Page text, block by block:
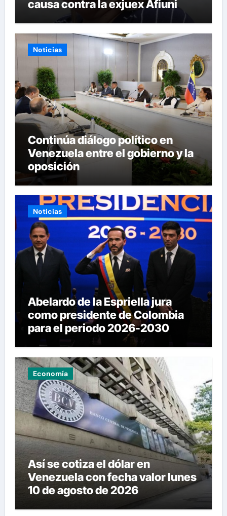
causa contra la exjuex Afiuni
Noticias
Continúa diálogo político en
Venezuela entre el gobierno y la
oposición
Noticias
Abelardo de la Espriella jura
como presidente de Colombia
para el periodo 2026-2030
Economía
Así se cotiza el dólar en
Venezuela con fecha valor lunes
10 de agosto de 2026